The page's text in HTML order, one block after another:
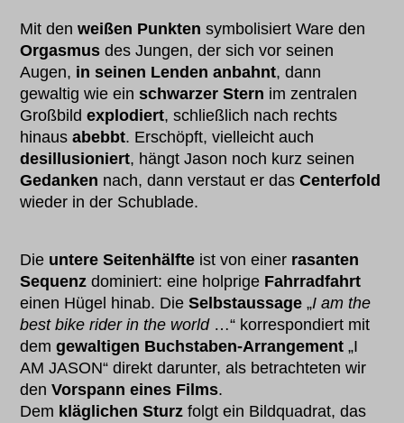
Mit denweißen Punkten symbolisiert Ware den
Orgasmus des Jungen, der sich vor seinen
Augen, in seinen Lenden anbahnt, dann
gewaltig wie einschwarzer Stern im zentralen
Großbildexplodiert, schließlich nach rechts
hinausabebbt. Erschöpft, vielleicht auch
desillusioniert, hängt Jason noch kurz seinen
Gedanken nach, dann verstaut er dasCenterfold
wieder in der Schublade.
Die untere Seitenhälfte ist von einer rasanten
Sequenz dominiert: eine holprige Fahrradfahrt
einen Hügel hinab. DieSelbstaussage „I am the
best bike rider in the world …“ korrespondiert mit
demgewaltigen Buchstaben-Arrangement „I
AM JASON“ direkt darunter, als betrachteten wir
denVorspann eines Films.
Dem kläglichen Sturz folgt ein Bildquadrat, das